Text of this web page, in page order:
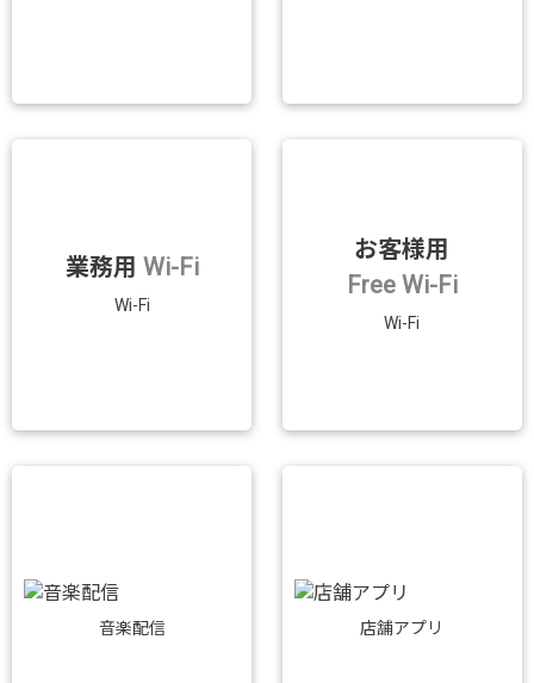
業務用 Wi-Fi
Wi-Fi
お客様用
Free Wi-Fi
Wi-Fi
音楽配信 店舗アプリ